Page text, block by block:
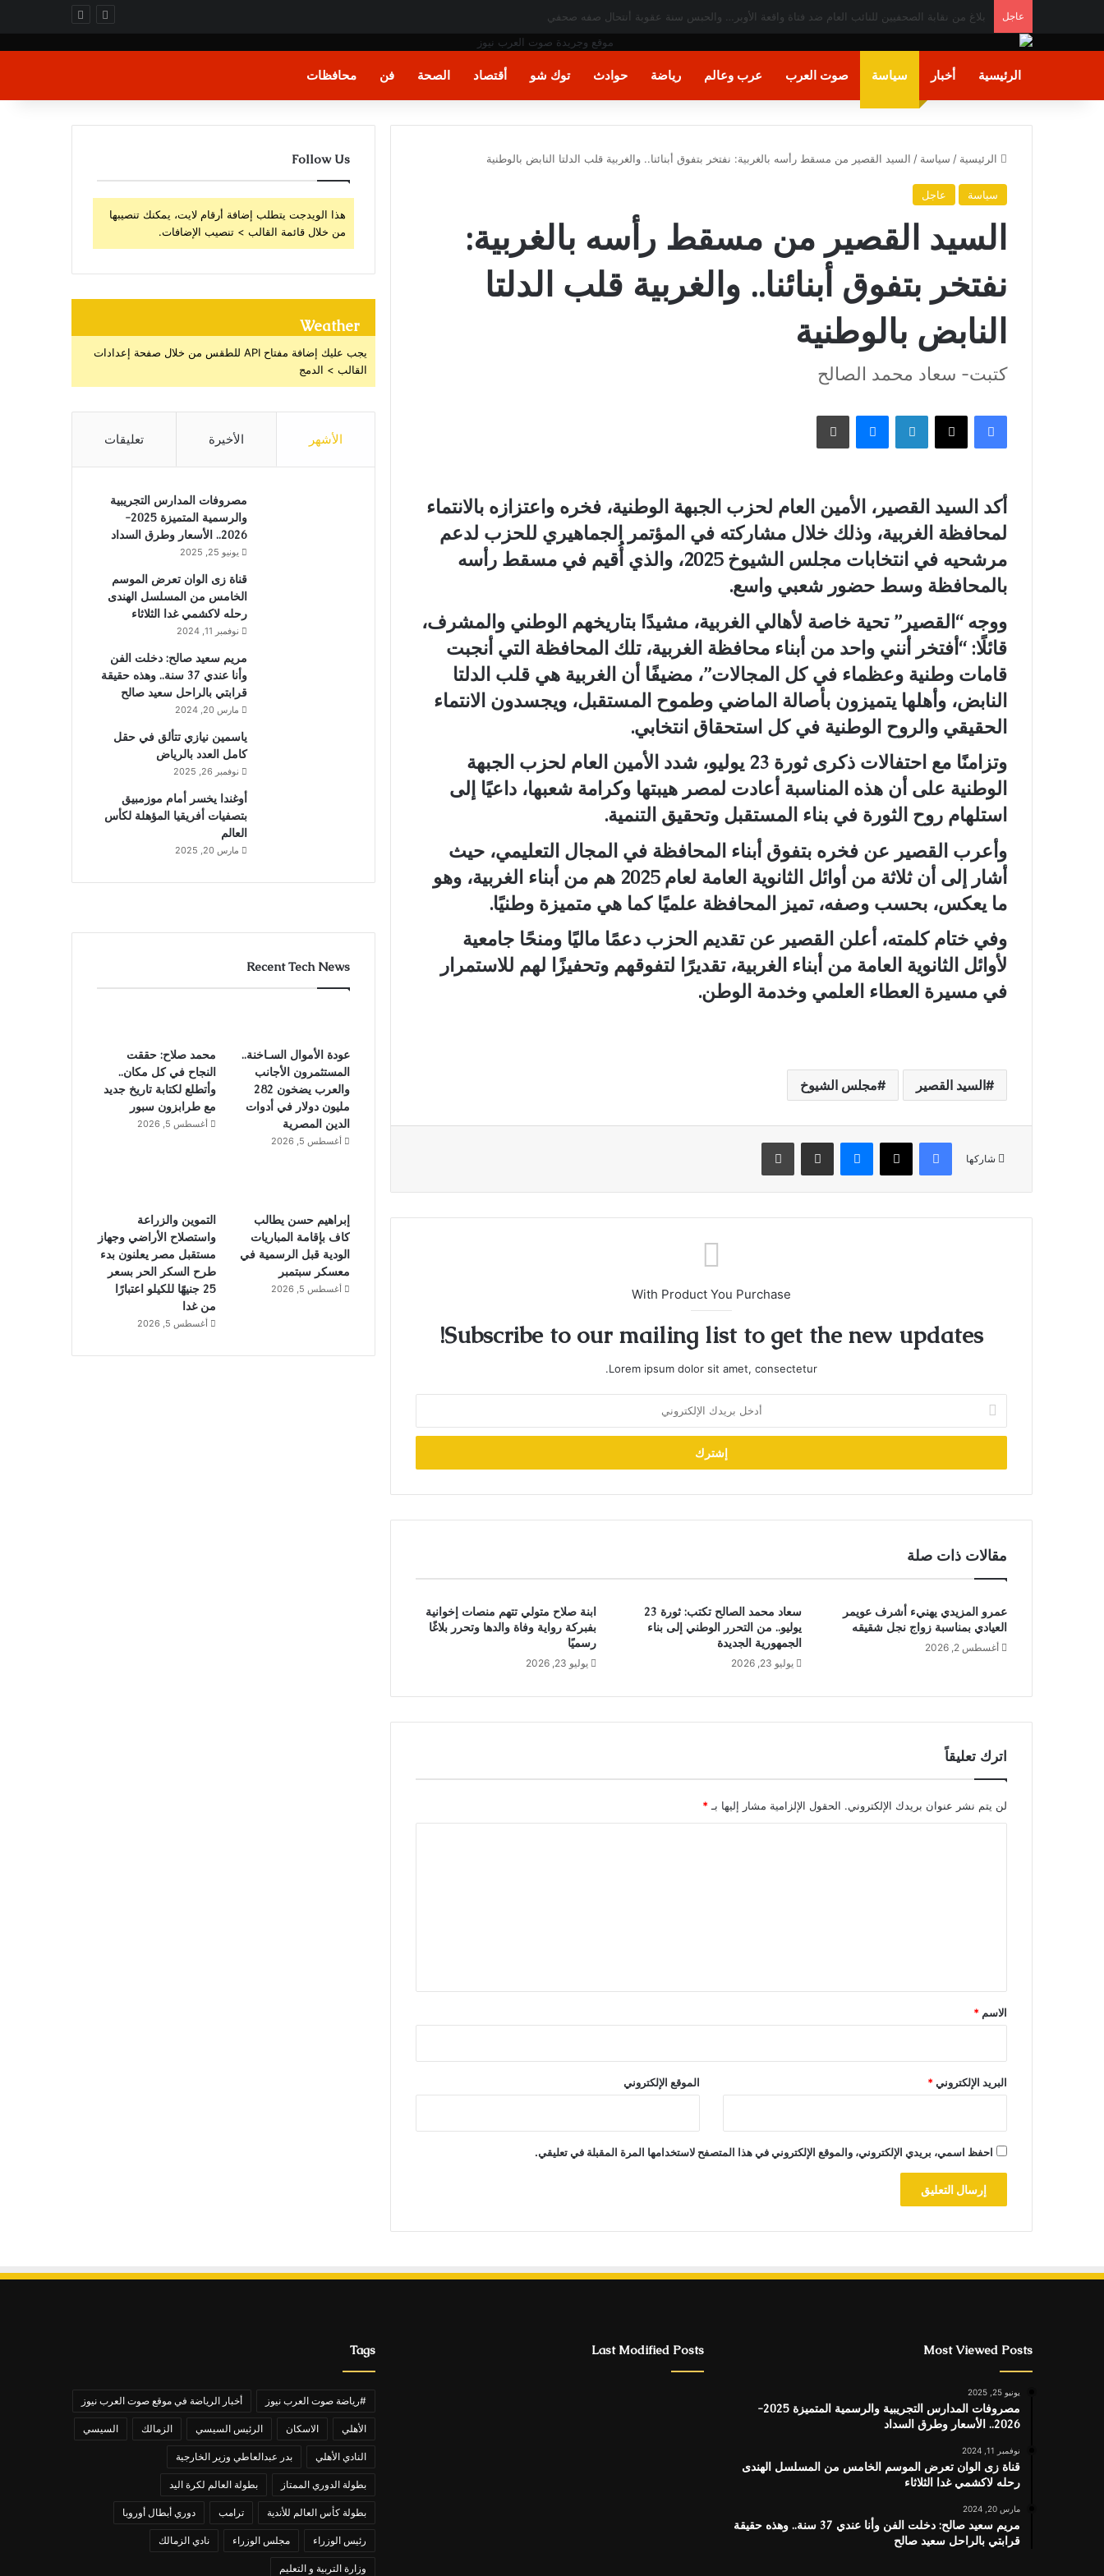
عاجل عودة الأموال السـاخنة.. المستثمرون الأجانب والعرب يضخون 282 مليون دولار في أدوات الدين المصرية
الرئيسية أخبار سياسة صوت العرب عرب وعالم رياضة حوادث توك شو أقتصاد الصحة فن محافظات
الرئيسية / سياسة / السيد القصير من مسقط رأسه بالغربية: نفتخر بتفوق أبنائنا.. والغربية قلب الدلتا النابض بالوطنية
سياسة عاجل
السيد القصير من مسقط رأسه بالغربية:
نفتخر بتفوق أبنائنا.. والغربية قلب الدلتا
النابض بالوطنية
كتبت- سعاد محمد الصالح
فيسبوك X لينكدإن ماسنجر طباعة
أكد السيد القصير، الأمين العام لحزب الجبهة الوطنية، فخره واعتزازه بالانتماء
لمحافظة الغربية، وذلك خلال مشاركته في المؤتمر الجماهيري للحزب لدعم
مرشحيه في انتخابات مجلس الشيوخ 2025، والذي أُقيم في مسقط رأسه
بالمحافظة وسط حضور شعبي واسع.
ووجه “القصير” تحية خاصة لأهالي الغربية، مشيدًا بتاريخهم الوطني والمشرف،
قائلًا: “أفتخر أنني واحد من أبناء محافظة الغربية، تلك المحافظة التي أنجبت
قامات وطنية وعظماء في كل المجالات”، مضيفًا أن الغربية هي قلب الدلتا
النابض، وأهلها يتميزون بأصالة الماضي وطموح المستقبل، ويجسدون الانتماء
الحقيقي والروح الوطنية في كل استحقاق انتخابي.
وتزامنًا مع احتفالات ذكرى ثورة 23 يوليو، شدد الأمين العام لحزب الجبهة
الوطنية على أن هذه المناسبة أعادت لمصر هيبتها وكرامة شعبها، داعيًا إلى
استلهام روح الثورة في بناء المستقبل وتحقيق التنمية.
وأعرب القصير عن فخره بتفوق أبناء المحافظة في المجال التعليمي، حيث
أشار إلى أن ثلاثة من أوائل الثانوية العامة لعام 2025 هم من أبناء الغربية، وهو
ما يعكس، بحسب وصفه، تميز المحافظة علميًا كما هي متميزة وطنيًا.
وفي ختام كلمته، أعلن القصير عن تقديم الحزب دعمًا ماليًا ومنحًا جامعية
لأوائل الثانوية العامة من أبناء الغربية، تقديرًا لتفوقهم وتحفيزًا لهم للاستمرار
في مسيرة العطاء العلمي وخدمة الوطن.
السيد القصير مجلس الشيوخ
شاركها
فيسبوك X ماسنجر مشاركة عبر البريد طباعة
With Product You Purchase
Subscribe to our mailing list to get the new updates!
Lorem ipsum dolor sit amet, consectetur.
بريدك
الإلكتروني
مقالات ذات صلة
عمرو المزيدي يهنيء أشرف عويمر
العيادي بمناسبة زواج نجل شقيقه
أغسطس 2, 2026
سعاد محمد الصالح تكتب: ثورة 23
يوليو.. من التحرر الوطني إلى بناء
الجمهورية الجديدة
يوليو 23, 2026
ابنة صلاح متولي تتهم منصات إخوانية
بفبركة رواية وفاة والدها وتحرر بلاغًا
رسميًا
يوليو 23, 2026
اترك تعليقاً
لن يتم نشر عنوان بريدك الإلكتروني. الحقول الإلزامية مشار إليها بـ *
*
الاسم *
البريد الإلكتروني* الموقع الإلكتروني
احفظ اسمي، بريدي الإلكتروني، والموقع الإلكتروني في هذا المتصفح لاستخدامها المرة المقبلة في تعليقي.
Follow Us
هذا الويدجت يتطلب إضافة أرقام لايت، يمكنك تنصيبها
من خلال قائمة القالب > تنصيب الإضافات.
Weather
يجب عليك إضافة مفتاح API للطقس من خلال صفحة إعدادات
القالب > الدمج
الأشهر الأخيرة تعليقات
مصروفات المدارس التجريبية
والرسمية المتميزة 2025-
2026.. الأسعار وطرق السداد
يونيو 25, 2025
قناة زى الوان تعرض الموسم
الخامس من المسلسل الهندى
رحله لاكشمي غدا الثلاثاء
نوفمبر 11, 2024
مريم سعيد صالح: دخلت الفن
وأنا عندي 37 سنة.. وهذه حقيقة
قرابتي بالراحل سعيد صالح
مارس 20, 2024
ياسمين نيازي تتألق في حقل
كامل العدد بالرياض
نوفمبر 26, 2025
أوغندا يخسر أمام موزمبيق
بتصفيات أفريقيا المؤهلة لكأس
العالم
مارس 20, 2025
Recent Tech News
عودة الأموال السـاخنة..
المستثمرون الأجانب
والعرب يضخون 282
مليون دولار في أدوات
الدين المصرية
أغسطس 5, 2026
محمد صلاح: حققت
النجاح في كل مكان..
وأتطلع لكتابة تاريخ جديد
مع طرابزون سبور
أغسطس 5, 2026
إبراهيم حسن يطالب
كاف بإقامة المباريات
الودية قبل الرسمية في
معسكر سبتمبر
أغسطس 5, 2026
التموين والزراعة
واستصلاح الأراضي وجهاز
مستقبل مصر يعلنون بدء
طرح السكر الحر بسعر
25 جنيهًا للكيلو اعتبارًا
من غدا
أغسطس 5, 2026
Most Viewed Posts
يونيو 25, 2025
مصروفات المدارس التجريبية والرسمية المتميزة 2025-
2026.. الأسعار وطرق السداد
نوفمبر 11, 2024
قناة زى الوان تعرض الموسم الخامس من المسلسل الهندى
رحله لاكشمي غدا الثلاثاء
مارس 20, 2024
مريم سعيد صالح: دخلت الفن وأنا عندي 37 سنة.. وهذه حقيقة
قرابتي بالراحل سعيد صالح
Last Modified Posts
Tags
#رياضة صوت العرب نيوز أخبار الرياضة في موقع صوت العرب نيوز
الأهلي الاسكان الرئيس السيسي الزمالك السيسي
النادي الأهلي بدر عبدالعاطي وزير الخارجية
بطولة الدوري الممتاز بطولة العالم لكرة اليد
بطولة كأس العالم للأندية ترامب دوري أبطال أوروبا
رئيس الوزراء مجلس الوزراء نادي الزمالك
وزارة التربية و التعليم